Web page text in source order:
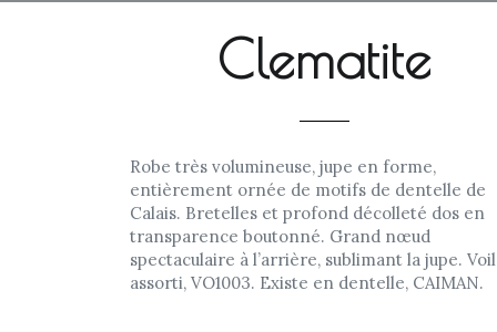
Clematite
Robe très volumineuse, jupe en forme,
entièrement ornée de motifs de dentelle de
Calais. Bretelles et profond décolleté dos en
transparence boutonné. Grand nœud
spectaculaire à l’arrière, sublimant la jupe.
assorti, VO1003. Existe en dentelle, CAIMAN.